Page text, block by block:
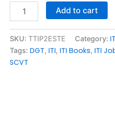
Add to cart
SKU: TTIP2ESTE Category:
Tags: DGT, ITI, ITI Books, ITI
SCVT